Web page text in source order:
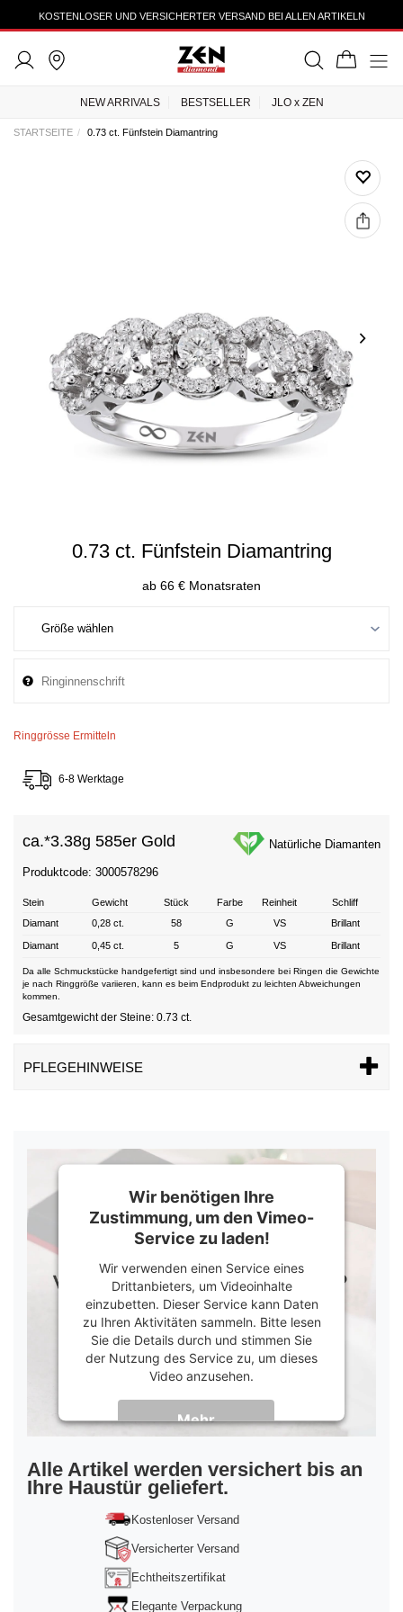
KOSTENLOSER UND VERSICHERTER VERSAND BEI ALLEN ARTIKELN
NEW ARRIVALS BESTSELLER JLO x ZEN
STARTSEITE 0.73 ct. Fünfstein Diamantring
0.73 ct. Fünfstein Diamantring
ab 66 € Monatsraten
Ringgrösse Ermitteln
6-8 Werktage
ca.*3.38g 585er Gold Natürliche Diamanten
Produktcode: 3000578296
Stein Gewicht Stück Farbe Reinheit
Schliff
Diamant
0,28 ct. 58 G VS Brillant
Diamant 0,45 ct. 5 G VS Brillant
Da alle Schmuckstücke handgefertigt sind und insbesondere bei Ringen die Gewichte
je nach Ringgröße variieren, kann es beim Endprodukt zu leichten Abweichungen
kommen.
Gesamtgewicht der Steine: 0.73 ct.
PFLEGEHINWEISE
Wir benötigen Ihre
Zustimmung, um den Vimeo-
Service zu laden!
Wir verwenden einen Service eines
Drittanbieters, um Videoinhalte
einzubetten. Dieser Service kann Daten
zu Ihren Aktivitäten sammeln. Bitte lesen
Sie die Details durch und stimmen Sie
der Nutzung des Service zu, um dieses
Video anzusehen.
Mehr
Informationen
Akzeptieren
powered byUsercentrics Consent
Management Platform&Trusted Shops
Alle Artikel werden versichert bis an
Ihre Haustür geliefert.
Kostenloser Versand
Versicherter Versand
Echtheitszertifikat
Elegante Verpackung